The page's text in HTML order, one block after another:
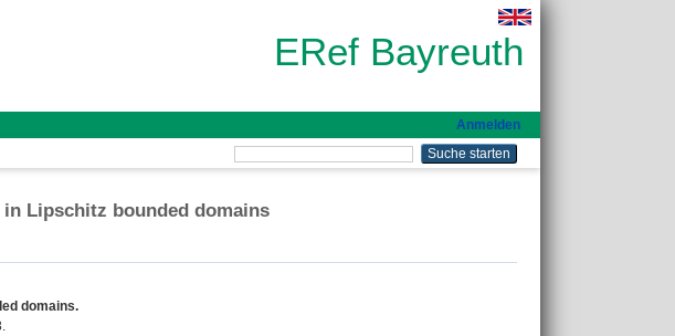
ERef Bayreuth
Anmelden
Lipschitz bounded domains
domains.